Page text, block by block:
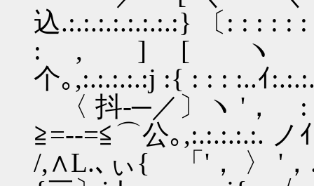
込.:.:.:.:.:.:.:.:} 〔: : : : :
: , ] [ ヽ 〔(
个｡,:.:.:.:.:j :{ : : : :..ｲ
〈 抖-─／〕ヽ '
≧=--=≦⌒公｡,:.:.:.:.:. ノ
/,∧L.､ぃ{ 「'， 〉 '